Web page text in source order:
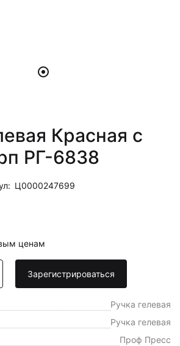
Красная с
РГ-6838
Ц0000247699
ценам
Зарегистрироваться
Ручка гелевая
Ручка гелевая
Проф Пресс